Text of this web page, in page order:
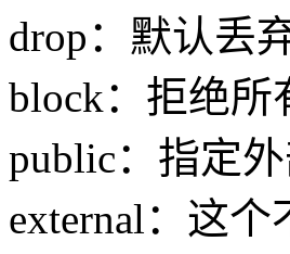
drop：默认丢
block：拒绝所
public：指定
external：这